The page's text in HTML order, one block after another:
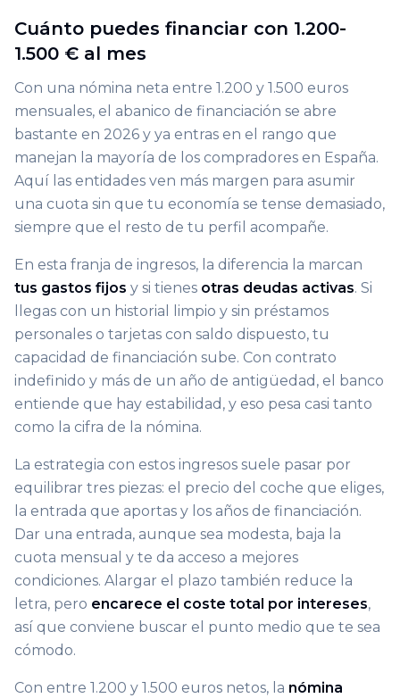
Cuánto puedes financiar con 1.200-
1.500 € al mes
Con una nómina neta entre 1.200 y 1.500 euros
mensuales, el abanico de financiación se abre
bastante en 2026 y ya entras en el rango que
manejan la mayoría de los compradores en España.
Aquí las entidades ven más margen para asumir
una cuota sin que tu economía se tense demasiado,
siempre que el resto de tu perfil acompañe.
En esta franja de ingresos, la diferencia la marcan
tus gastos fijos y si tienes otras deudas activas. Si
llegas con un historial limpio y sin préstamos
personales o tarjetas con saldo dispuesto, tu
capacidad de financiación sube. Con contrato
indefinido y más de un año de antigüedad, el banco
entiende que hay estabilidad, y eso pesa casi tanto
como la cifra de la nómina.
La estrategia con estos ingresos suele pasar por
equilibrar tres piezas: el precio del coche que eliges,
la entrada que aportas y los años de financiación.
Dar una entrada, aunque sea modesta, baja la
cuota mensual y te da acceso a mejores
condiciones. Alargar el plazo también reduce la
letra, pero encarece el coste total por intereses,
así que conviene buscar el punto medio que te sea
cómodo.
Con entre 1.200 y 1.500 euros netos, la nómina